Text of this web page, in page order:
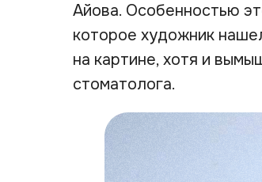
Айова. Особенностью
которое художник
на картине, хотя и
стоматолога.